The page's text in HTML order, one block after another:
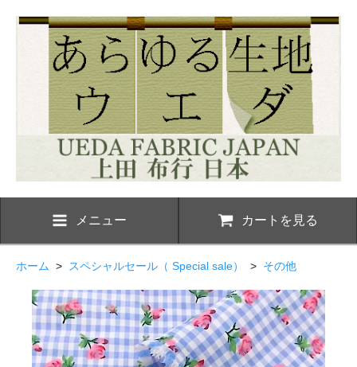
メニュー カートを見る
ホーム > スペシャルセール（ Special sale） > その他